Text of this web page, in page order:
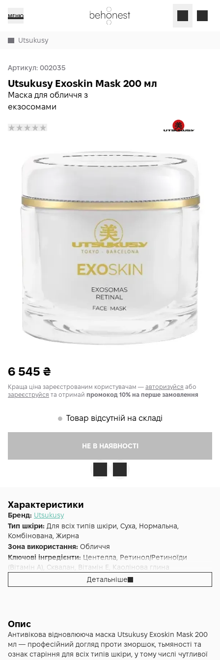
МЕНЮ
Utsukusy
Артикул: 002035
Маска для обличчя з
екзосомами
Utsukusy Exoskin Mask 200 мл
6 545 ₴
Краща ціна зареєстрованим користувачам — авторизуйся або
зареєструйся та отримай промокод 10% на перше замовлення
𒊹 Товар відсутній на складі
НЕ В НАЯВНОСТІ
Характеристики
Бренд: Utsukusy
Тип шкіри: Для всіх типів шкіри, Суха, Нормальна,
Комбінована, Жирна
Зона використання: Обличчя
Ключові інгредієнти: Центелла, Ретинол/Ретиноїди
(Вітамін A), Сквалан, Вітамін E, Каолінова глина
Антивіковий
Форма випуску:Маска
Детальніше
Опис
Антивікова відновлююча маска Utsukusy Exoskin Mask 200
мл — професійний догляд проти зморшок, тьмяності та
ознак старіння для всіх типів шкіри, у тому числі чутливої